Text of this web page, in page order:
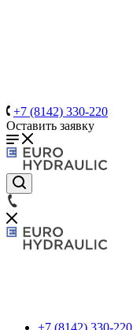
+7 (8142) 330-220
Оставить заявку
+7 (8142) 330-220